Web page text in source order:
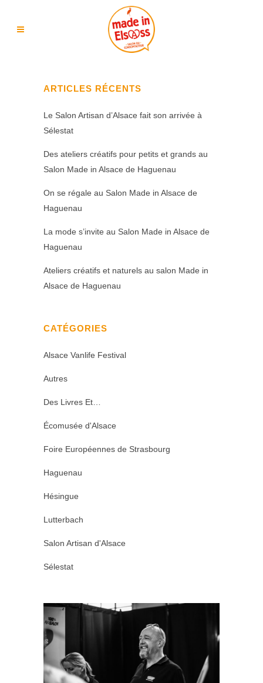
ARTICLES RÉCENTS
Le Salon Artisan d’Alsace fait son arrivée à
Sélestat
Des ateliers créatifs pour petits et grands au
Salon Made in Alsace de Haguenau
On se régale au Salon Made in Alsace de
Haguenau
La mode s’invite au Salon Made in Alsace de
Haguenau
Ateliers créatifs et naturels au salon Made in
Alsace de Haguenau
CATÉGORIES
Alsace Vanlife Festival
Autres
Des Livres Et…
Écomusée d'Alsace
Foire Européennes de Strasbourg
Haguenau
Hésingue
Lutterbach
Salon Artisan d'Alsace
Sélestat